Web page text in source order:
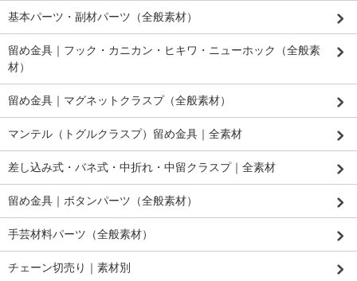
基本パーツ・副材パーツ（全般素材）
留め金具｜フック・カニカン・ヒキワ・ニューホック（全般素
材）
留め金具｜マグネットクラスプ（全般素材）
マンテル（トグルクラスプ）留め金具｜全素材
差し込み式・バネ式・中折れ・中留クラスプ｜全素材
留め金具｜ボタンパーツ（全般素材）
手芸材料パーツ（全般素材）
チェーン切売り｜素材別